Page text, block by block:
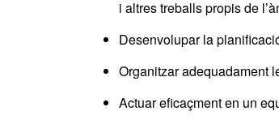
i altres treballs propis de
Desenvolupar la
Organitzar adequadament
Actuar eficaçment en un